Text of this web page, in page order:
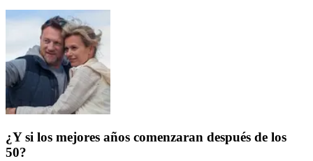
¿Y si los mejores años comenzaran después de los
50?